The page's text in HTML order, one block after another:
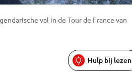
val in de Tour de France van
Hulp bij lezen